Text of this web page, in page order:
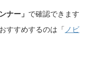
ナー」 で確認できます
すすめするのは「 ノビ